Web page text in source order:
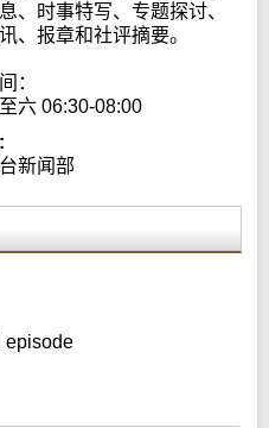
、时事特写、专题探讨、
、报章和社评摘要。
：
六 06:30-08:00
新闻部
episode